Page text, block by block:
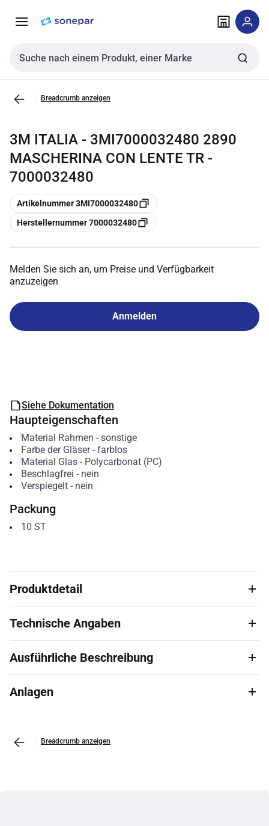
NavigationInhalt
Sucheingabe
Breadcrumb anzeigen
3M ITALIA - 3MI7000032480 2890
MASCHERINA CON LENTE TR -
7000032480
Kopieren
Artikelnummer 3MI7000032480
Kopieren
Herstellernummer 7000032480
Melden Sie sich an, um Preise und Verfügbarkeit
anzuzeigen
Anmelden
Siehe Dokumentation
Haupteigenschaften
Material Rahmen - sonstige
Farbe der Gläser- farblos
Material Glas- Polycarbonat (PC)
Beschlagfrei - nein
Verspiegelt- nein
Packung
10 ST
Produktdetail
Technische Angaben
Ausführliche Beschreibung
Anlagen
Breadcrumb anzeigen